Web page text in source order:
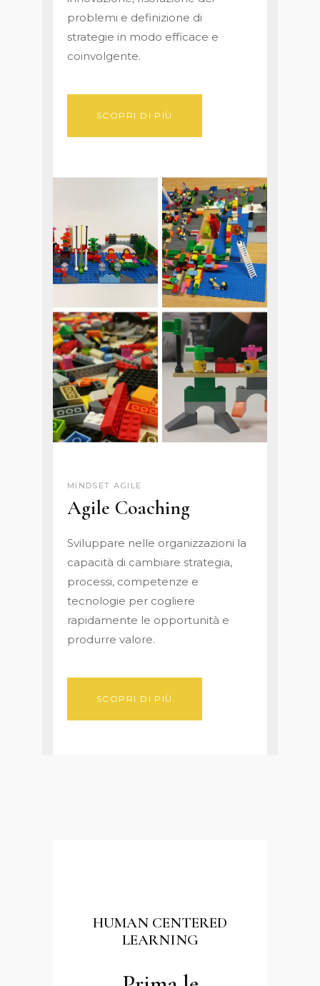
problemi e definizione di
strategie in modo efficace e
coinvolgente.
SCOPRI DI PIÙ
MINDSET AGILE
Agile Coaching
Sviluppare nelle organizzazioni la
capacità di cambiare strategia,
processi, competenze e
tecnologie per cogliere
rapidamente le opportunità e
produrre valore.
SCOPRI DI PIÙ
HUMAN CENTERED
LEARNING